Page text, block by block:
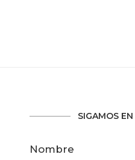
SIGAMOS
Nombre